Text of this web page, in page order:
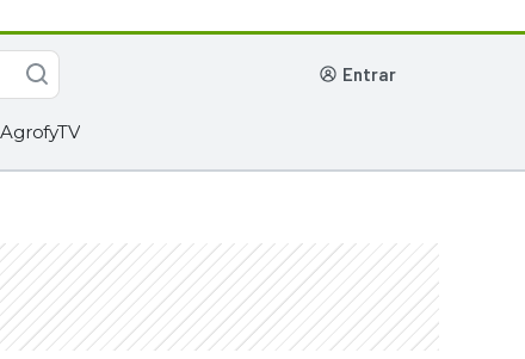
entrar
AgrofyTV